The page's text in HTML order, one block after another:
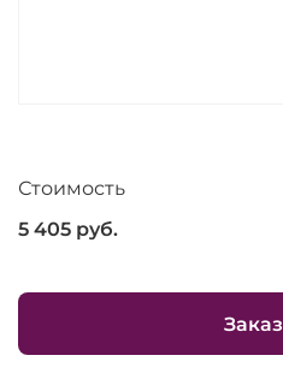
Стоимость
5 405 руб.